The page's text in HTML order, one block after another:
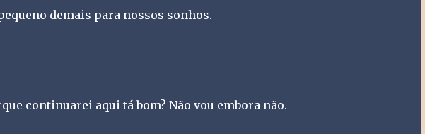
demais para nossos sonhos.
continuarei aqui tá bom? Não vou embora não.